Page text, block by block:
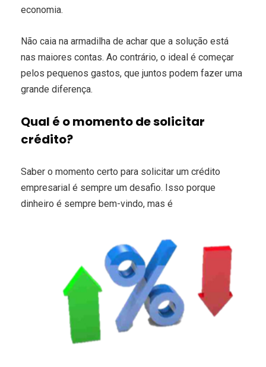
economia.
Não caia na armadilha de achar que a solução está
nas maiores contas. Ao contrário, o ideal é começar
pelos pequenos gastos, que juntos podem fazer uma
grande diferença.
Qual é o momento de solicitar
crédito?
Saber o momento certo para solicitar um crédito
empresarial é sempre um desafio. Isso porque
dinheiro é sempre bem-vindo, mas é